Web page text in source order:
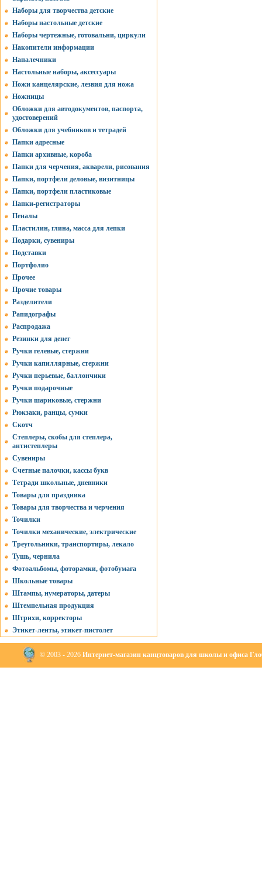
Наборы для творчества детские
Наборы настольные детские
Наборы чертежные, готовальни, циркули
Накопители информации
Напалечники
Настольные наборы, аксессуары
Ножи канцелярские, лезвия для ножа
Ножницы
Обложки для автодокументов, паспорта,
удостоверений
Обложки для учебников и тетрадей
Папки адресные
Папки архивные, короба
Папки для черчения, акварели, рисования
Папки, портфели деловые, визитницы
Папки, портфели пластиковые
Папки-регистраторы
Пеналы
Пластилин, глина, масса для лепки
Подарки, сувениры
Подставки
Портфолио
Прочее
Прочие товары
Разделители
Рапидографы
Распродажа
Резинки для денег
Ручки гелевые, стержни
Ручки капиллярные, стержни
Ручки перьевые, баллончики
Ручки подарочные
Ручки шариковые, стержни
Рюкзаки, ранцы, сумки
Скотч
Степлеры, скобы для степлера,
антистеплеры
Сувениры
Счетные палочки, кассы букв
Тетради школьные, дневники
Товары для праздника
Товары для творчества и черчения
Точилки
Точилки механические, электрические
Треугольники, транспортиры, лекало
Тушь, чернила
Фотоальбомы, фоторамки, фотобумага
Школьные товары
Штампы, нумераторы, датеры
Штемпельная продукция
Штрихи, корректоры
Этикет-ленты, этикет-пистолет
© 2003 - 2026 Интернет-магазин канцтоваров для школы и офиса